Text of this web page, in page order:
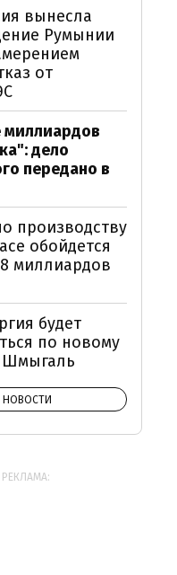
вынесла
Румынии
от
миллиардов
дело
передано в
производству
обойдется
миллиардов
будет
по новому
Шмыгаль
НОВОСТИ
РЕКЛАМА: